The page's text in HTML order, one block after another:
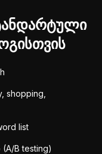
shopping,
list
B testing)